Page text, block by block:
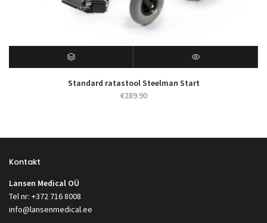
Standard ratastool Steelman Start
€289.90
Kontakt
Lansen Medical OÜ
Tel nr: +372 716 8008
info@lansenmedical.ee